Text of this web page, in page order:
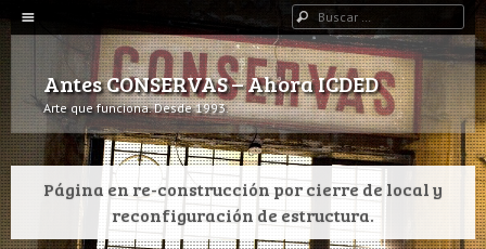
IR AL CONTENIDO
Buscar
Antes CONSERVAS – Ahora ICDED
Arte que funciona. Desde 1993.
Página en re-construcción por cierre de local y
reconfiguración de estructura.